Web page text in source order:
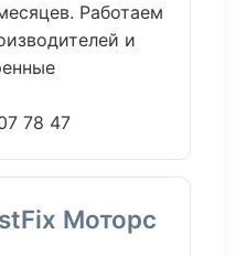
Работаем
и
78 47
Моторс